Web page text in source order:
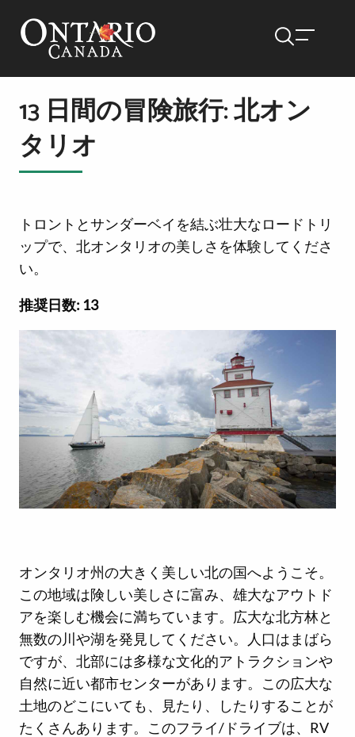
13 日間の冒険旅行: 北オン
タリオ
トロントとサンダーベイを結ぶ壮大なロードトリ
ップで、北オンタリオの美しさを体験してくださ
い。
推奨日数: 13
オンタリオ州の大きく美しい北の国へようこそ。
この地域は険しい美しさに富み、雄大なアウトド
アを楽しむ機会に満ちています。広大な北方林と
無数の川や湖を発見してください。人口はまばら
ですが、北部には多様な文化的アトラクションや
自然に近い都市センターがあります。この広大な
土地のどこにいても、見たり、したりすることが
たくさんあります。このフライ/ドライブは、RV